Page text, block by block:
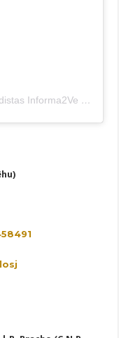
Una publicación compartida de Periodistas Informa2Ve (Alterna) (@periodistasinforma2ve)